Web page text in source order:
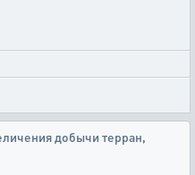
добычи терран,